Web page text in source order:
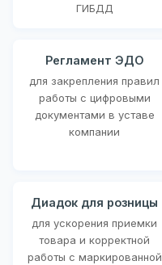
ГИБДД
Регламент ЭДО
для закрепления правил
работы с цифровыми
документами в уставе
компании
Диадок для розницы
для ускорения приемки
товара и корректной
работы с маркированной